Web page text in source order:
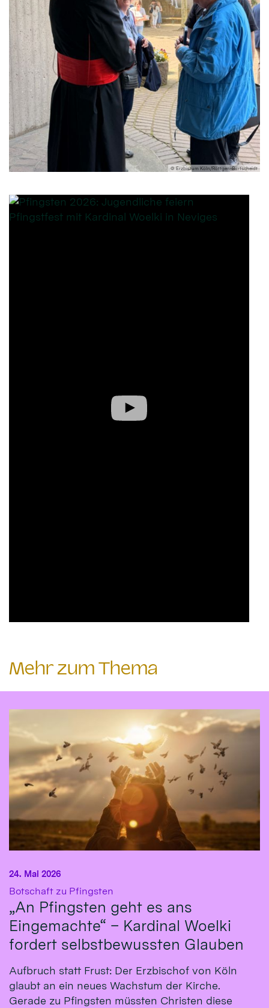
© Erzbistum Köln/Röttgen-Burtscheidt
Mehr zum Thema
Botschaft zu Pfingsten
„An Pfingsten geht es ans
Eingemachte“ – Kardinal Woelki
fordert selbstbewussten Glauben
24. Mai 2026
Aufbruch statt Frust: Der Erzbischof von Köln
glaubt an ein neues Wachstum der Kirche.
Gerade zu Pfingsten müssten Christen diese